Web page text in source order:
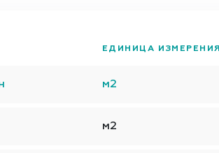
ЕДИНИЦА ИЗМЕРЕНИЯ
м2
м2